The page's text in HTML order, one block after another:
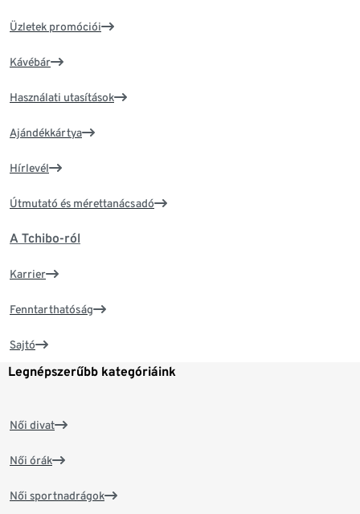
Üzletek promóciói
Kávébár
Használati utasítások
Ajándékkártya
Hírlevél
Útmutató és mérettanácsadó
A Tchibo-ról
Karrier
Fenntarthatóság
Sajtó
Legnépszerűbb kategóriáink
Női divat
Női órák
Női sportnadrágok